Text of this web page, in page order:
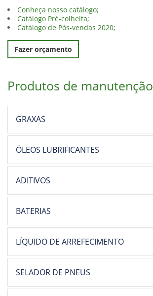
Conheça nosso catálogo;
Catálogo Pré-colheita;
Catálogo de Pós-vendas 2020;
Fazer orçamento
Produtos de manutenção
GRAXAS
ÓLEOS LUBRIFICANTES
ADITIVOS
BATERIAS
LÍQUIDO DE ARREFECIMENTO
SELADOR DE PNEUS